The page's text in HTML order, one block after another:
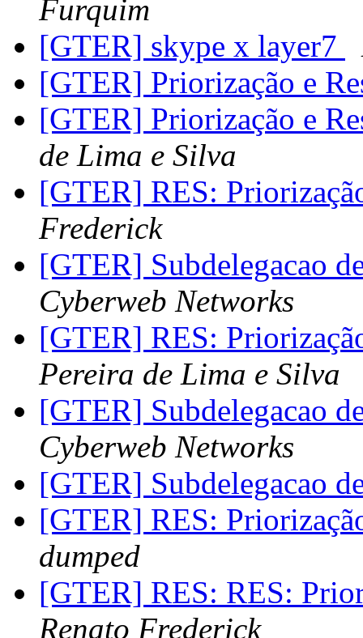
Furquim
[GTER] skype x layer7
[GTER] Priorização e
[GTER] Priorização e
de Lima e Silva
[GTER] RES:
Frederick
[GTER] Subdelegacao
Cyberweb Networks
[GTER] RES:
Pereira de Lima e Silva
[GTER] Subdelegacao
Cyberweb Networks
[GTER] Subdelegacao
[GTER] RES:
dumped
[GTER] RES: RES:
Renato Frederick